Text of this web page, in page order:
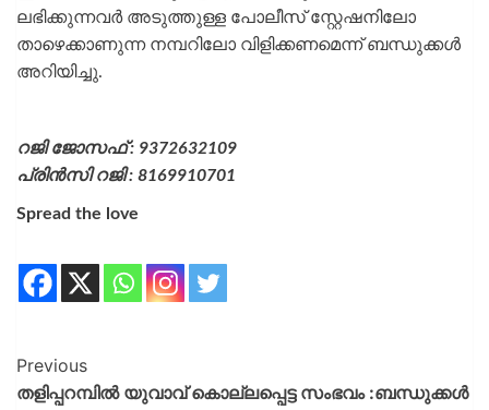
ലഭിക്കുന്നവർ അടുത്തുള്ള പോലീസ് സ്റ്റേഷനിലോ
താഴെക്കാണുന്ന നമ്പറിലോ വിളിക്കണമെന്ന് ബന്ധുക്കൾ
അറിയിച്ചു.
റജി ജോസഫ് : 9372632109
പ്രിൻസി റജി : 8169910701
Spread the love
Previous
തളിപ്പറമ്പിൽ യുവാവ് കൊല്ലപ്പെട്ട സംഭവം :ബന്ധുക്കൾ